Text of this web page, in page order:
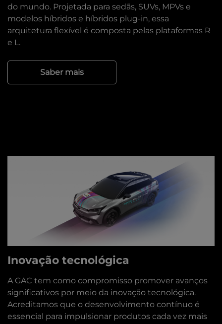
do mundo. Projetada para sedãs, SUVs, MPVs e
modelos híbridos e híbridos plug-in, essa
arquitetura flexível é composta pelas plataformas R
e L.
Saber mais
Inovação tecnológica
A GAC tem como compromisso promover avanços
significativos por meio da inovação tecnológica.
Acreditamos que o desenvolvimento contínuo é
essencial para impulsionar produtos cada vez mais